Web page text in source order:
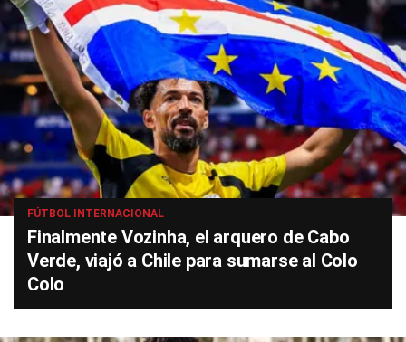
FÚTBOL INTERNACIONAL
Finalmente Vozinha, el arquero de Cabo
Verde, viajó a Chile para sumarse al Colo
Colo